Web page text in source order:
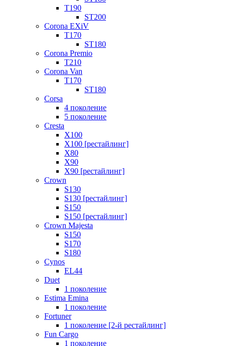
T190
ST200
Corona EXiV
T170
ST180
Corona Premio
T210
Corona Van
T170
ST180
Corsa
4 поколение
5 поколение
Cresta
X100
X100 [рестайлинг]
X80
X90
X90 [рестайлинг]
Crown
S130
S130 [рестайлинг]
S150
S150 [рестайлинг]
Crown Majesta
S150
S170
S180
Cynos
EL44
Duet
1 поколение
Estima Emina
1 поколение
Fortuner
1 поколение [2-й рестайлинг]
Fun Cargo
1 поколение